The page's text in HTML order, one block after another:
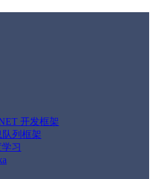
开发框架
队列框架
学习